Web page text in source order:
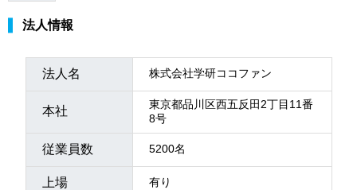
法人情報
法人名 株式会社学研ココファン
本社
東京都品川区西五反田2丁目11番
8号
従業員数 5200名
上場 有り